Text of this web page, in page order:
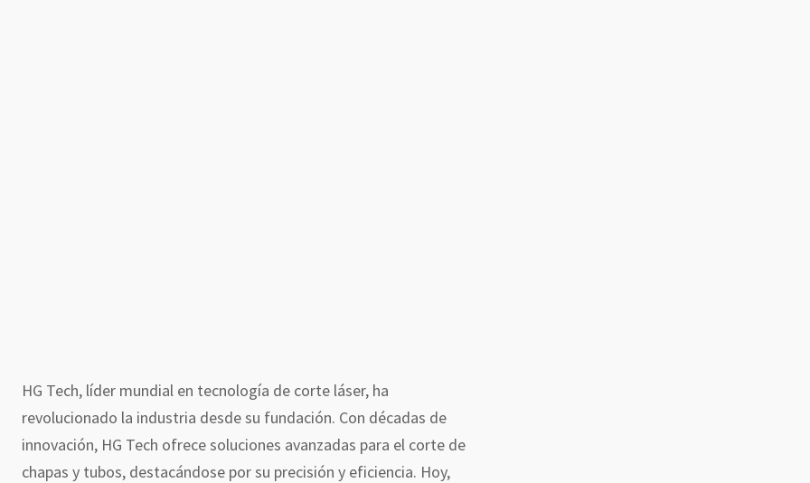
HG Tech, líder mundial en tecnología de corte láser, ha
revolucionado la industria desde su fundación. Con décadas de
innovación, HG Tech ofrece soluciones avanzadas para el corte de
chapas y tubos, destacándose por su precisión y eficiencia. Hoy,